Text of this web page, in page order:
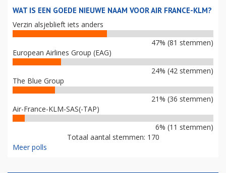
WAT IS EEN GOEDE NIEUWE NAAM VOOR AIR FRANCE-KLM?
Verzin alsjeblieft iets anders
47% (81 stemmen)
European Airlines Group (EAG)
24% (42 stemmen)
The Blue Group
21% (36 stemmen)
Air-France-KLM-SAS(-TAP)
6% (11 stemmen)
Totaal aantal stemmen: 170
Meer polls